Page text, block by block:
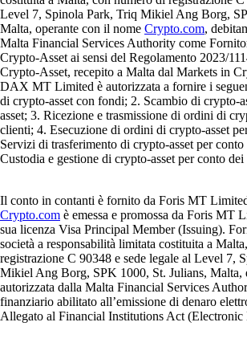
Level 7, Spinola Park, Triq Mikiel Ang Borg,
Malta, operante con il nome Crypto.com,
Malta Financial Services Authority come
Crypto-Asset ai sensi del Regolamento 2023/
Crypto-Asset, recepito a Malta dal Markets in
DAX MT Limited è autorizzata a fornire i
di crypto-asset con fondi; 2. Scambio di crypto-
asset; 3. Ricezione e trasmissione di ordini di
clienti; 4. Esecuzione di ordini di crypto-asset
Servizi di trasferimento di crypto-asset per
Custodia e gestione di crypto-asset per conto
Il conto in contanti è fornito da Foris MT
Crypto.com è emessa e promossa da Foris MT
sua licenza Visa Principal Member (Issuing).
società a responsabilità limitata costituita a
registrazione C 90348 e sede legale al Level 7,
Mikiel Ang Borg, SPK 1000, St. Julians, Malta,
autorizzata dalla Malta Financial Services
finanziario abilitato all’emissione di denaro
Allegato al Financial Institutions Act